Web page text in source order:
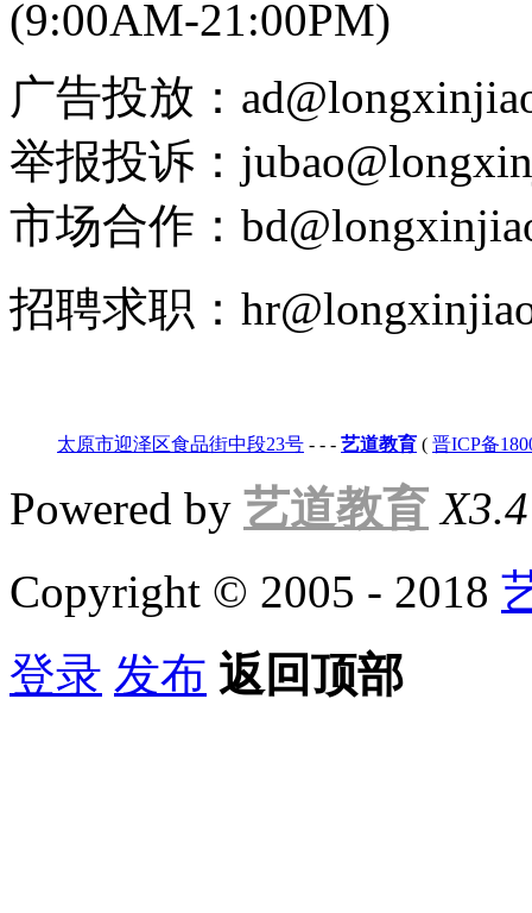
(9:00AM-21:00PM)
广告投放：
举报投诉：
市场合作：
招聘求职：
太原市迎泽区食品街中段23号 - - - 艺道教育 ( 晋ICP备
Powered by 艺道教育 X3.4
Copyright © 2005 - 2018
登录 发布 返回顶部